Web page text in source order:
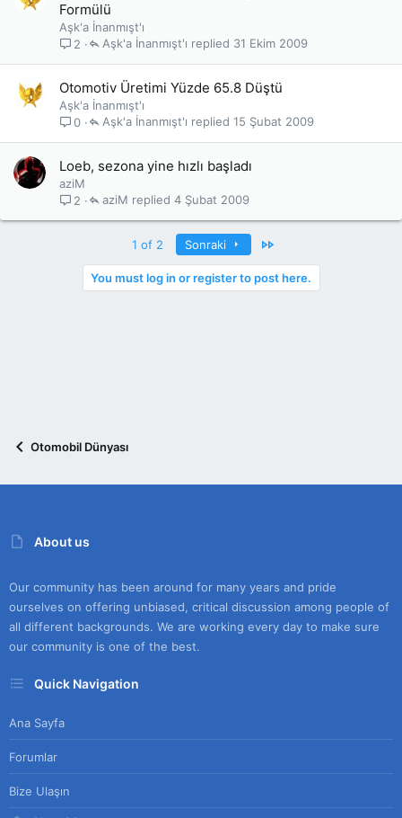
Formülü
Aşk'a İnanmışt'ı
2
31 Ekim 2009
Aşk'a İnanmışt'ı
Otomotiv Üretimi Yüzde 65.8 Düştü
Aşk'a İnanmışt'ı
0
15 Şubat 2009
Aşk'a İnanmışt'ı
Loeb, sezona yine hızlı başladı
aziM
2
4 Şubat 2009
aziM
1 of 2 Sonraki Last
You must log in or register to post here.
Otomobil Dünyası
About us
Our community has been around for many years and pride
ourselves on offering unbiased, critical discussion among people of
all different backgrounds. We are working every day to make sure
our community is one of the best.
Quick Navigation
Ana Sayfa
Forumlar
Bize Ulaşın